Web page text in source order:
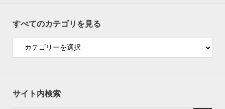
すべてのカテゴリを見る
サイト内検索